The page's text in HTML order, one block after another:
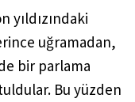
yıldızındaki
uğramadan,
bir parlama
Bu yüzden